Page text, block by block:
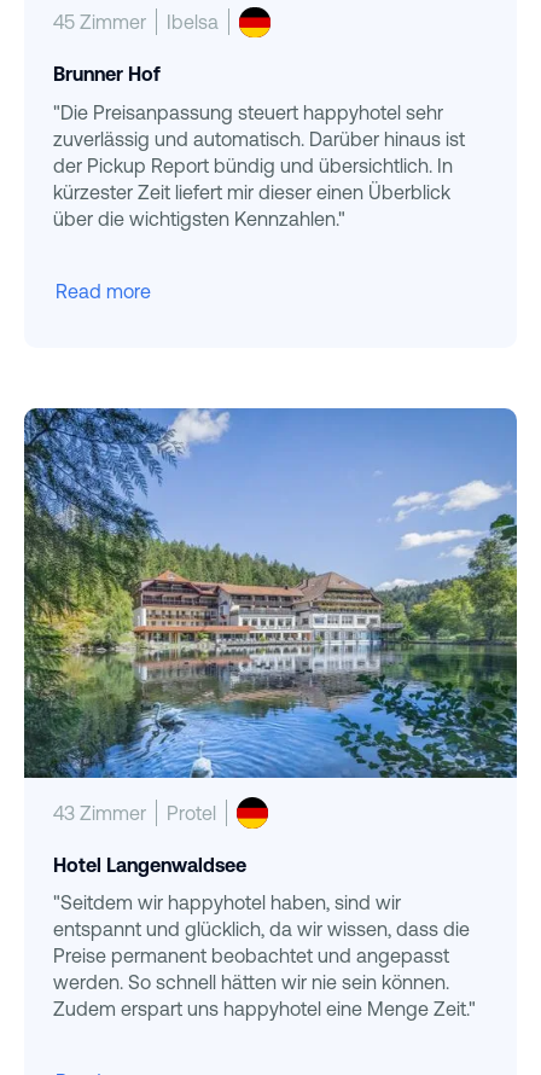
45 Zimmer Ibelsa
Brunner Hof
"Die Preisanpassung steuert happyhotel sehr
zuverlässig und automatisch. Darüber hinaus ist
der Pickup Report bündig und übersichtlich. In
kürzester Zeit liefert mir dieser einen Überblick
über die wichtigsten Kennzahlen."
Read more
43 Zimmer Protel
Hotel Langenwaldsee
"Seitdem wir happyhotel haben, sind wir
entspannt und glücklich, da wir wissen, dass die
Preise permanent beobachtet und angepasst
werden. So schnell hätten wir nie sein können.
Zudem erspart uns happyhotel eine Menge Zeit."